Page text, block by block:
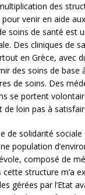
des
venir en aide
soins de santé est
Des cliniques de
en Grèce, avec
des soins de base
de soins. Des
se portent
de loin pas à
de solidarité
population
composé de
structure m’a
gérées par l’Etat